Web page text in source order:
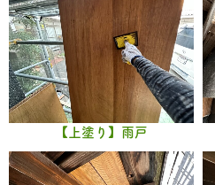
【上塗り】雨戸